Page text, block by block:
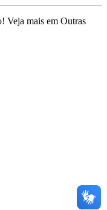
Veja mais em Outras